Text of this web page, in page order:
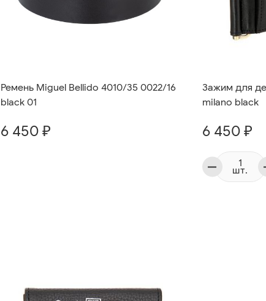
Ремень Miguel Bellido 4010/35 0022/16
black 01
6 450 ₽
Зажим для
milano black
6 450 ₽
шт.